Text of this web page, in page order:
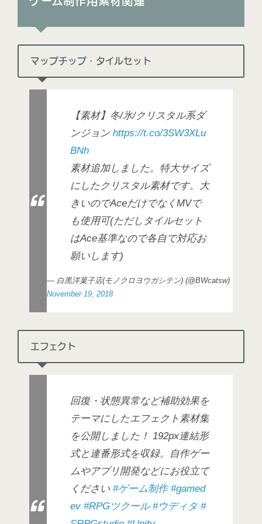
マップチップ・タイルセット
【素材】冬/氷/クリスタル系ダ
ンジョン https://t.co/3SW3XLu
BNh
素材追加しました。特大サイズ
にしたクリスタル素材です。大
きいのでAceだけでなくMVで
も使用可(ただしタイルセット
はAce基準なので各自で対応お
願いします)
— 白黒洋菓子店(モノクロヨウガシテン) (@BWcatsw)
November 19, 2018
エフェクト
回復・状態異常など補助効果を
テーマにしたエフェクト素材集
を公開しました！ 192px連結形
式と連番形式を収録。自作ゲー
ムやアプリ開発などにお役立て
ください #ゲーム制作 #gamed
ev #RPGツクール #ウディタ #